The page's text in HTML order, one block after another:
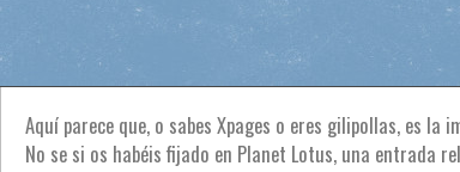
Aquí parece que, o sabes Xpages o eres gilipollas, es la
No se si os habéis fijado en Planet Lotus, una entrada